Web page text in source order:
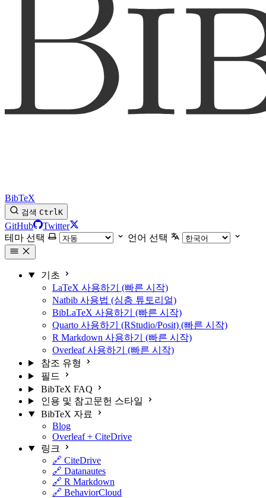
BibTeX
검색 CtrlK
GitHub
Twitter
테마 선택
언어 선택
기초
LaTeX 사용하기 (빠른 시작)
Natbib 사용법 (심층 튜토리얼)
BibLaTeX 사용하기 (빠른 시작)
Quarto 사용하기 (RStudio/Posit) (빠른 시작)
R Markdown 사용하기 (빠른 시작)
Overleaf 사용하기 (빠른 시작)
참조 유형
필드
BibTeX FAQ
인용 및 참고문헌 스타일
BibTeX 자료
Blog
Overleaf + CiteDrive
링크
🔗 CiteDrive
🔗 Datanautes
🔗 R Markdown
🔗 BehaviorCloud